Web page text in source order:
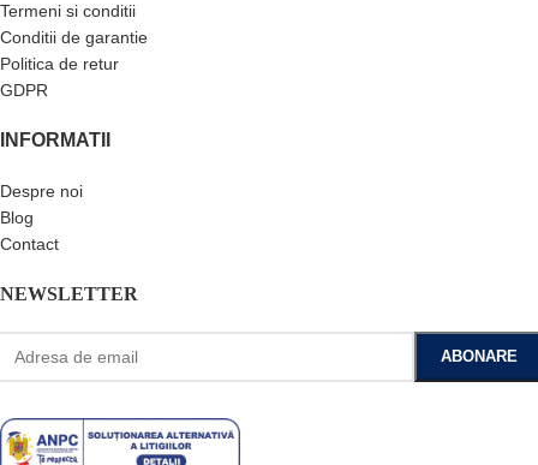
Termeni si conditii
Conditii de garantie
Politica de retur
GDPR
INFORMATII
Despre noi
Blog
Contact
NEWSLETTER